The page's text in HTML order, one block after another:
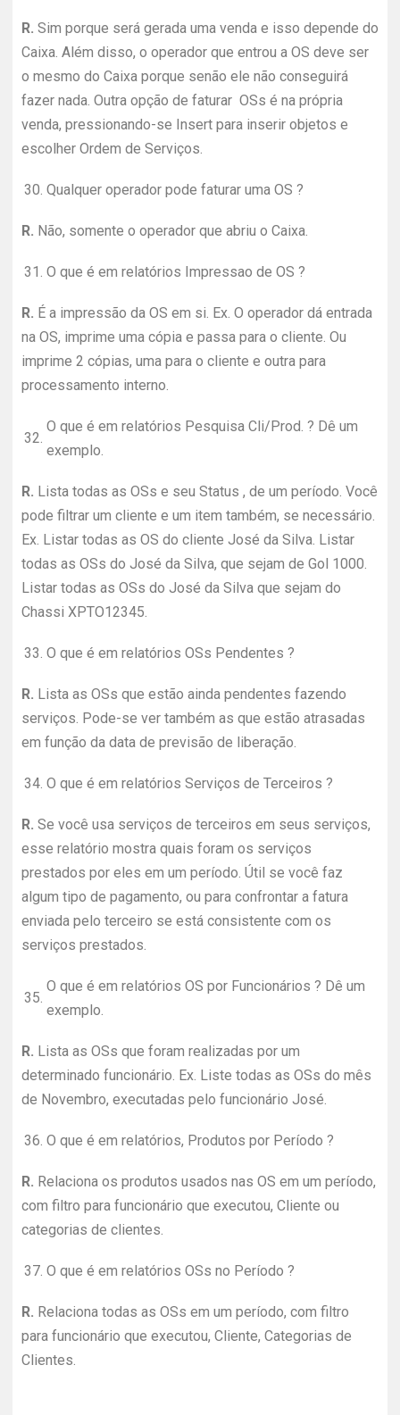
R. Sim porque será gerada uma venda e isso depende do
Caixa. Além disso, o operador que entrou a OS deve ser
o mesmo do Caixa porque senão ele não conseguirá
fazer nada. Outra opção de faturar OSs é na própria
venda, pressionando-se Insert para inserir objetos e
escolher Ordem de Serviços.
30. Qualquer operador pode faturar uma OS ?
R. Não, somente o operador que abriu o Caixa.
31. O que é em relatórios Impressao de OS ?
R. É a impressão da OS em si. Ex. O operador dá entrada
na OS, imprime uma cópia e passa para o cliente. Ou
imprime 2 cópias, uma para o cliente e outra para
processamento interno.
32.
O que é em relatórios Pesquisa Cli/Prod. ? Dê um
exemplo.
R. Lista todas as OSs e seu Status , de um período. Você
pode filtrar um cliente e um item também, se necessário.
Ex. Listar todas as OS do cliente José da Silva. Listar
todas as OSs do José da Silva, que sejam de Gol 1000.
Listar todas as OSs do José da Silva que sejam do
Chassi XPTO12345.
33. O que é em relatórios OSs Pendentes ?
R. Lista as OSs que estão ainda pendentes fazendo
serviços. Pode-se ver também as que estão atrasadas
em função da data de previsão de liberação.
34. O que é em relatórios Serviços de Terceiros ?
R. Se você usa serviços de terceiros em seus serviços,
esse relatório mostra quais foram os serviços
prestados por eles em um período. Útil se você faz
algum tipo de pagamento, ou para confrontar a fatura
enviada pelo terceiro se está consistente com os
serviços prestados.
35.
O que é em relatórios OS por Funcionários ? Dê um
exemplo.
R. Lista as OSs que foram realizadas por um
determinado funcionário. Ex. Liste todas as OSs do mês
de Novembro, executadas pelo funcionário José.
36. O que é em relatórios, Produtos por Período ?
R. Relaciona os produtos usados nas OS em um período,
com filtro para funcionário que executou, Cliente ou
categorias de clientes.
37. O que é em relatórios OSs no Período ?
R. Relaciona todas as OSs em um período, com filtro
para funcionário que executou, Cliente, Categorias de
Clientes.